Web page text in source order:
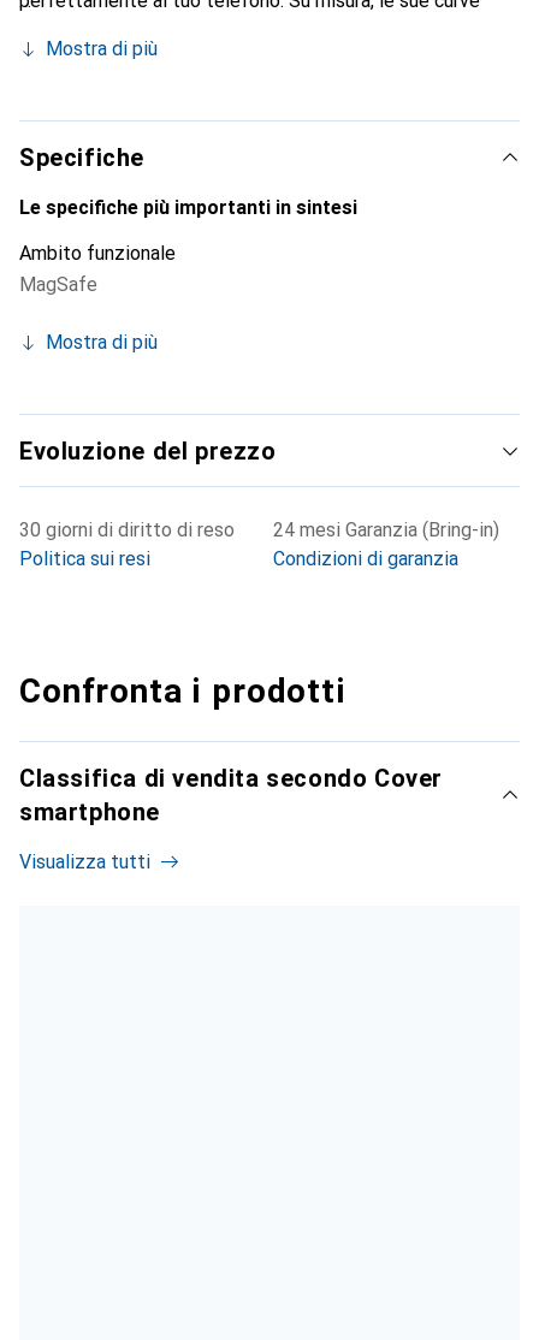
un accessorio chic e imprescindibile per il tuo smartphone.
alta qualità, il marchio Noreve è una scelta sicura per una
clientela esigente.
Mostra di più
Specifiche
Le specifiche più importanti in sintesi
Ambito funzionale
MagSafe
Mostra di più
Evoluzione del prezzo
30 giorni di diritto di reso
Politica sui resi
24 mesi Garanzia (Bring-in)
Condizioni di garanzia
Confronta i prodotti
Classifica di vendita secondo Cover
smartphone
Visualizza tutti